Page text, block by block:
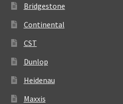
Bridgestone
Continental
CST
Dunlop
Heidenau
Maxxis